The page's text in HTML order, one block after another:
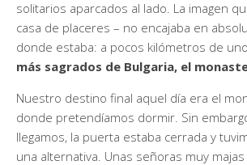
solitarios aparcados al lado. La imagen
casa de placeres – no encajaba en
donde estaba: a pocos kilómetros de
más sagrados de Bulgaria, el
Nuestro destino final aquel día era el
donde pretendíamos dormir. Sin
llegamos, la puerta estaba cerrada y
una alternativa. Unas señoras muy